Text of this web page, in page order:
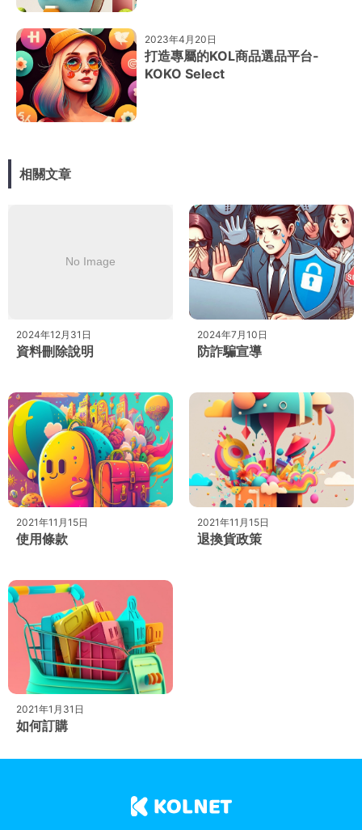
2023年4月20日
打造專屬的KOL商品選品平台-
KOKO Select
相關文章
2024年12月31日
資料刪除說明
2024年7月10日
防詐騙宣導
2021年11月15日
使用條款
2021年11月15日
退換貨政策
2021年1月31日
如何訂購